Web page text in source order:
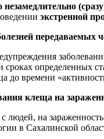
незамедлительно
экстренной
передаваемых
сроках определенных
до времени
клеща на
людей, на
в Сахалинской